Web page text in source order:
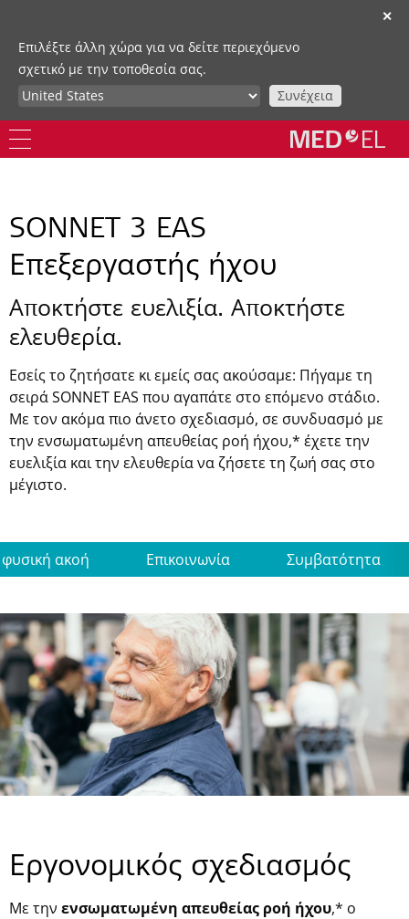
✕
Επιλέξτε άλλη χώρα για να δείτε περιεχόμενο
σχετικό με την τοποθεσία σας.
Συνέχεια
SONNET 3 EAS
Επεξεργαστής ήχου
Αποκτήστε ευελιξία. Αποκτήστε
ελευθερία.
Εσείς το ζητήσατε κι εμείς σας ακούσαμε: Πήγαμε τη
σειρά SONNET EAS που αγαπάτε στο επόμενο στάδιο.
Με τον ακόμα πιο άνετο σχεδιασμό, σε συνδυασμό με
την ενσωματωμένη απευθείας ροή ήχου,* έχετε την
ευελιξία και την ελευθερία να ζήσετε τη ζωή σας στο
μέγιστο.
ακοή Επικοινωνία Συμβατότητα
Εργονομικός σχεδιασμός
Με την ενσωματωμένη απευθείας ροή ήχου,* ο